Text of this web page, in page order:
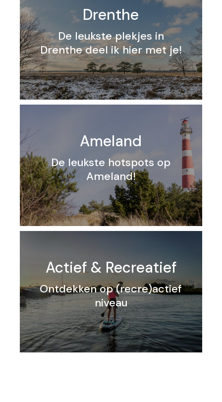
Drenthe
De leukste plekjes in
Drenthe deel ik hier met je!
Ameland
De leukste hotspots op
Ameland!
Actief & Recreatief
Ontdekken op (recre)actief
niveau